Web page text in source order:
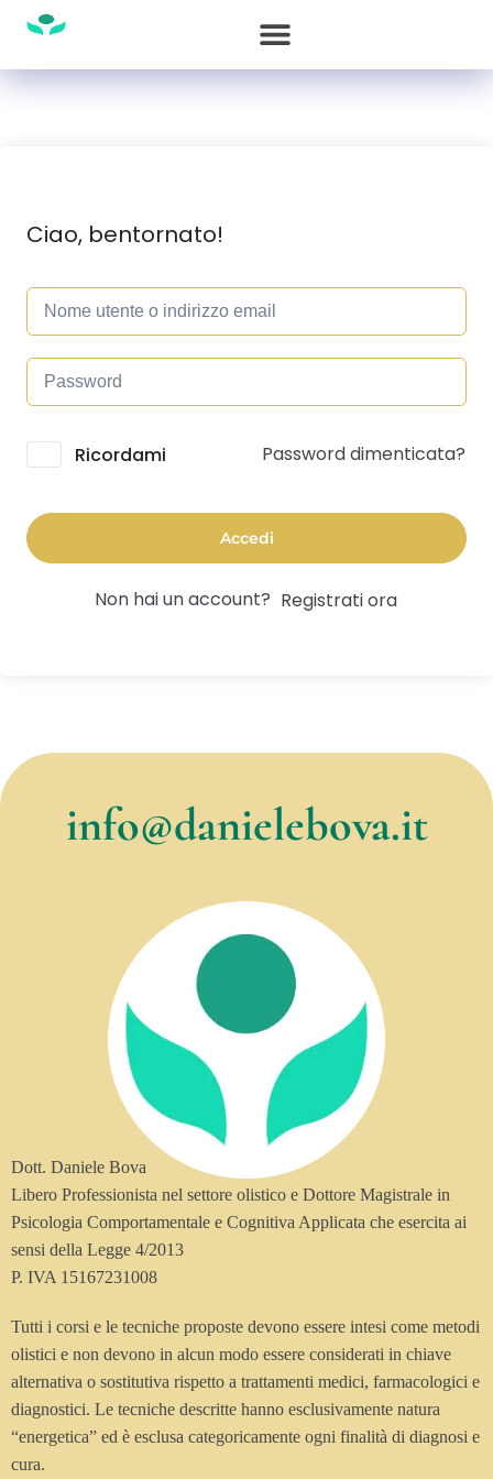
Ciao, bentornato!
Alternative:
Ricordami Password dimenticata?
Accedi
Non hai un account? Registrati ora
info@danielebova.it
Dott. Daniele Bova
Libero Professionista nel settore olistico e Dottore Magistrale in
Psicologia Comportamentale e Cognitiva Applicata che esercita ai
sensi della Legge 4/2013
P. IVA 15167231008
Tutti i corsi e le tecniche proposte devono essere intesi come metodi
olistici e non devono in alcun modo essere considerati in chiave
alternativa o sostitutiva rispetto a trattamenti medici, farmacologici e
diagnostici. Le tecniche descritte hanno esclusivamente natura
“energetica” ed è esclusa categoricamente ogni finalità di diagnosi e
cura.